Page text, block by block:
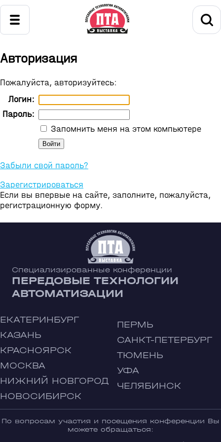
Авторизация
Пожалуйста, авторизуйтесь:
Логин:
Пароль:
Запомнить меня на этом компьютере
Забыли свой пароль?
Зарегистрироваться
Если вы впервые на сайте, заполните, пожалуйста,
регистрационную форму.
Специализированные конференции
ПЕРЕДОВЫЕ ТЕХНОЛОГИИ
АВТОМАТИЗАЦИИ
ЕКАТЕРИНБУРГ
КАЗАНЬ
КРАСНОЯРСК
МОСКВА
НИЖНИЙ НОВГОРОД
НОВОСИБИРСК
ПЕРМЬ
САНКТ-ПЕТЕРБУРГ
ТЮМЕНЬ
УФА
ЧЕЛЯБИНСК
По вопросам участия и посещения конференции Вы
можете обращаться: